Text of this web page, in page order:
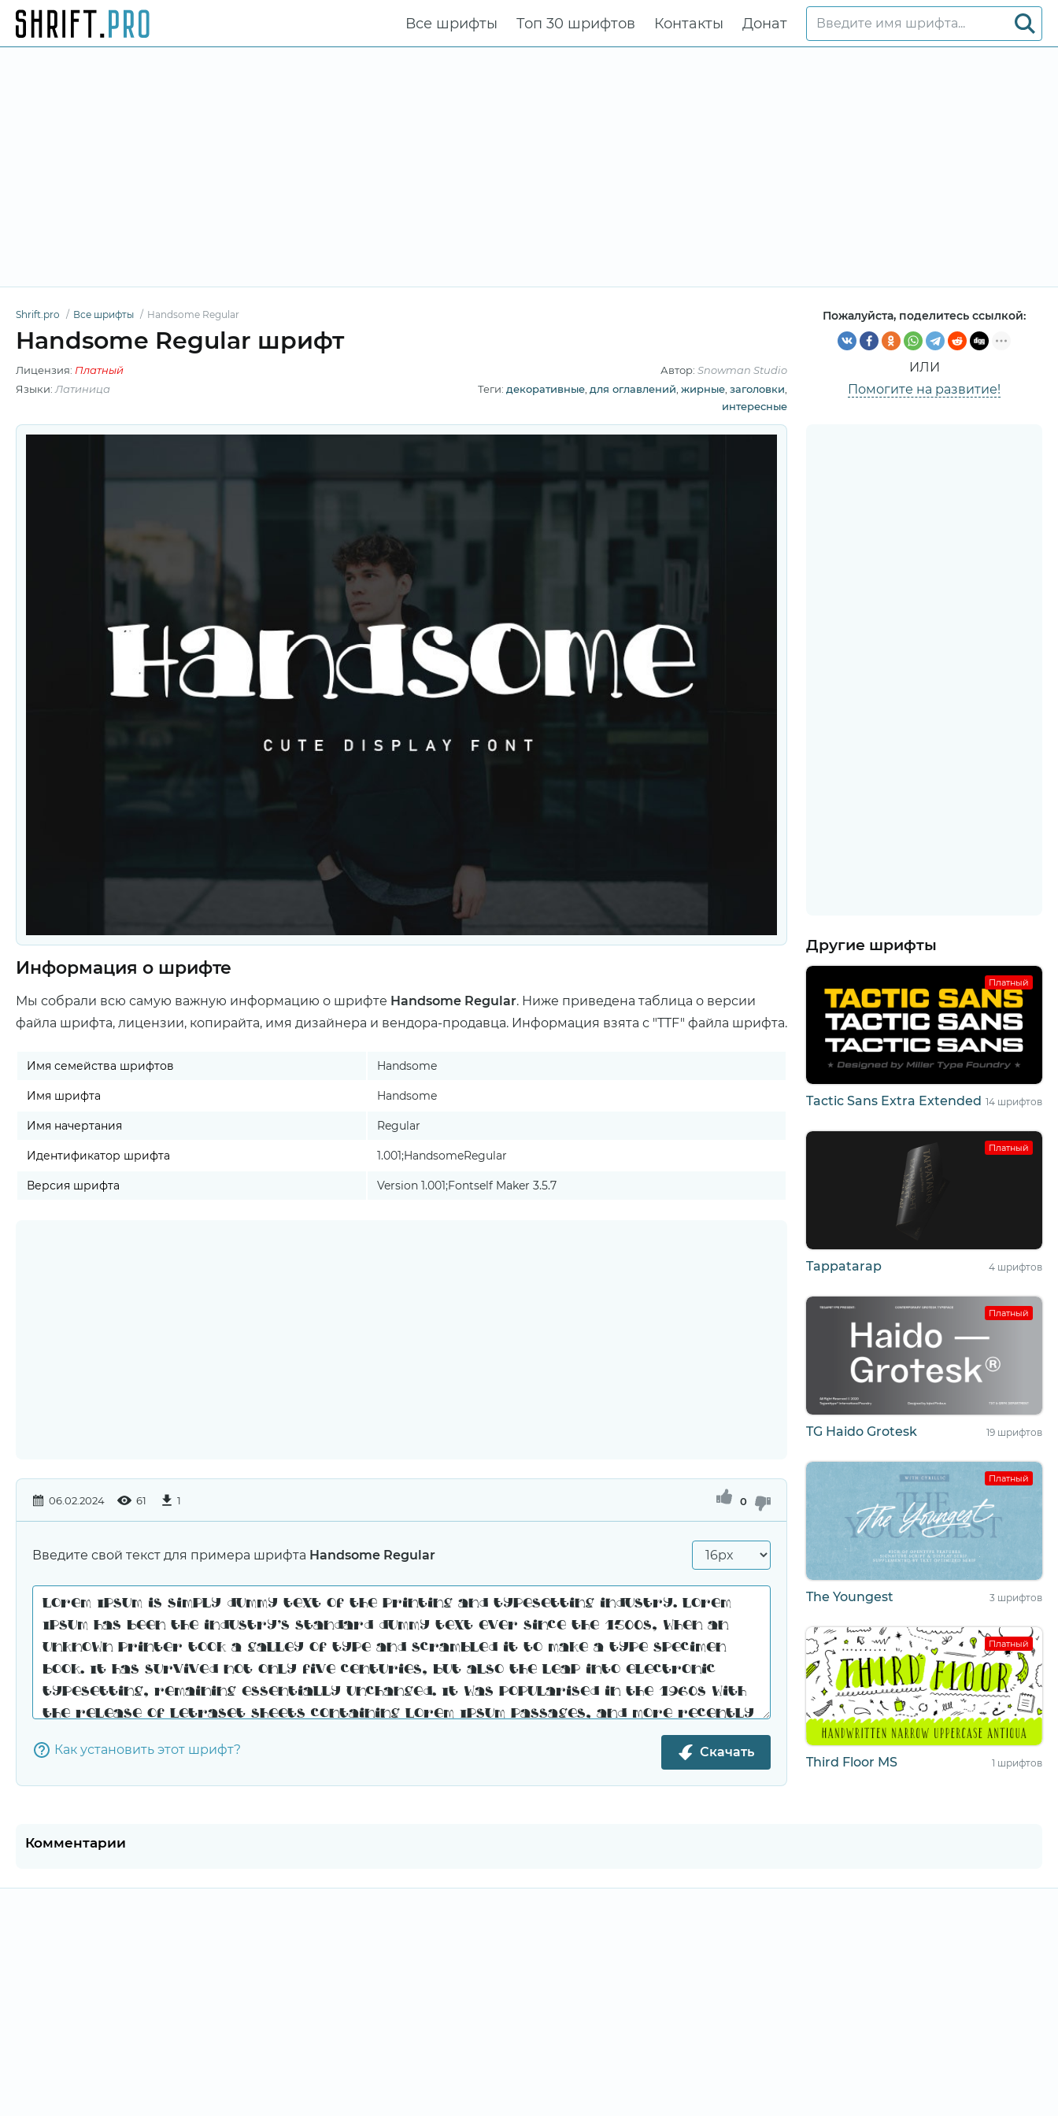
Все шрифты Топ 30 шрифтов Контакты Донат
Shrift.pro Все шрифты Handsome Regular
Handsome Regular шрифт
Лицензия: Платный Автор: Snowman Studio
Языки: Латиница Теги: декоративные для оглавлений жирные заголовки
интересные
Пожалуйста, поделитесь ссылкой:
ИЛИ
Помогите на развитие!
Информация о шрифте
Мы собрали всю самую важную информацию о шрифте Handsome Regular. Ниже приведена таблица о версии
файла шрифта, лицензии, копирайта, имя дизайнера и вендора-продавца. Информация взята с "TTF" файла шрифта.
Имя семейства шрифтов Handsome
Имя шрифта Handsome
Имя начертания Regular
Идентификатор шрифта 1.001;HandsomeRegular
Версия шрифта Version 1.001;Fontself Maker 3.5.7
06.02.2024 61 1 0
Введите свой текст для примера шрифта Handsome Regular
Как установить этот шрифт? Скачать
Другие шрифты
Платный
Tactic Sans Extra Extended 14 шрифтов
Платный
Tappatarap 4 шрифтов
Платный
TG Haido Grotesk 19 шрифтов
Платный
The Youngest 3 шрифтов
Платный
Third Floor MS 1 шрифтов
Комментарии